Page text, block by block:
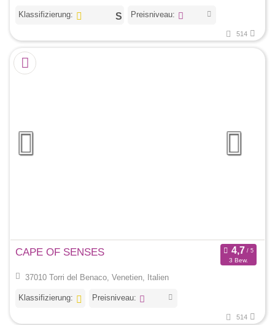
Klassifizierung: Preisniveau:
514
CAPE OF SENSES
3 Bew.
37010 Torri del Benaco, Venetien, Italien
Klassifizierung: Preisniveau:
514